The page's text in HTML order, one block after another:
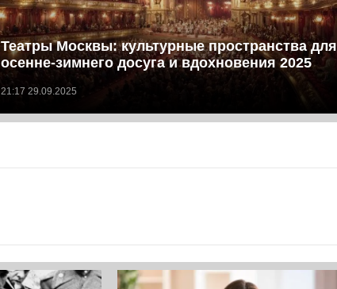
Театры Москвы: культурные пространства для
осенне-зимнего досуга и вдохновения 2025
21:17 29.09.2025